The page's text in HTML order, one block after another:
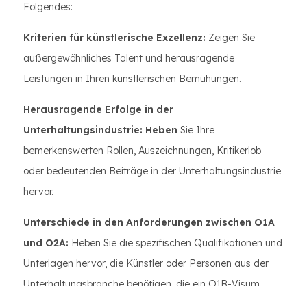
Folgendes:
Kriterien für künstlerische Exzellenz: Zeigen Sie
außergewöhnliches Talent und herausragende
Leistungen in Ihren künstlerischen Bemühungen.
Herausragende Erfolge in der
Unterhaltungsindustrie: Heben Sie Ihre
bemerkenswerten Rollen, Auszeichnungen, Kritikerlob
oder bedeutenden Beiträge in der Unterhaltungsindustrie
hervor.
Unterschiede in den Anforderungen zwischen O1A
und O2A: Heben Sie die spezifischen Qualifikationen und
Unterlagen hervor, die Künstler oder Personen aus der